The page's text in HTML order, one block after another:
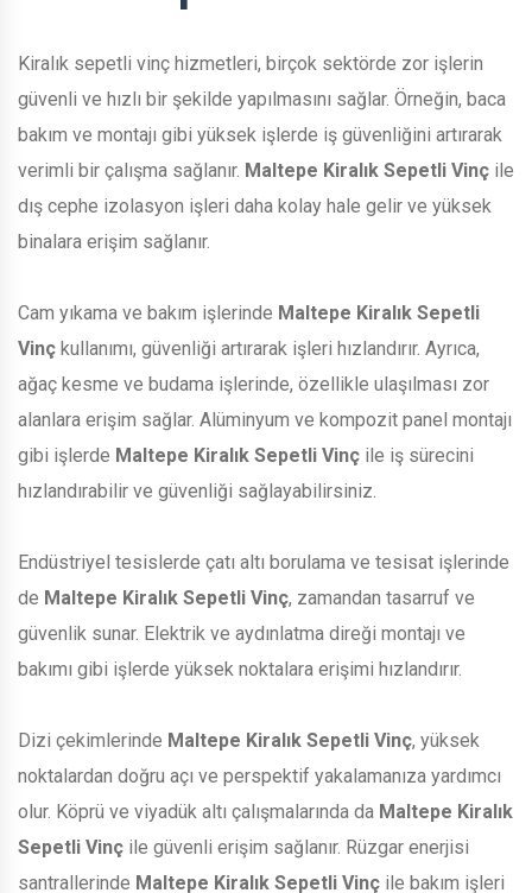
Kiralık sepetli vinç hizmetleri, birçok sektörde zor işlerin
güvenli ve hızlı bir şekilde yapılmasını sağlar. Örneğin, baca
bakım ve montajı gibi yüksek işlerde iş güvenliğini artırarak
verimli bir çalışma sağlanır. Maltepe Kiralık Sepetli Vinç ile
dış cephe izolasyon işleri daha kolay hale gelir ve yüksek
binalara erişim sağlanır.
Cam yıkama ve bakım işlerinde Maltepe Kiralık Sepetli
Vinç kullanımı, güvenliği artırarak işleri hızlandırır. Ayrıca,
ağaç kesme ve budama işlerinde, özellikle ulaşılması zor
alanlara erişim sağlar. Alüminyum ve kompozit panel montajı
gibi işlerde Maltepe Kiralık Sepetli Vinç ile iş sürecini
hızlandırabilir ve güvenliği sağlayabilirsiniz.
Endüstriyel tesislerde çatı altı borulama ve tesisat işlerinde
de Maltepe Kiralık Sepetli Vinç, zamandan tasarruf ve
güvenlik sunar. Elektrik ve aydınlatma direği montajı ve
bakımı gibi işlerde yüksek noktalara erişimi hızlandırır.
Dizi çekimlerinde Maltepe Kiralık Sepetli Vinç, yüksek
noktalardan doğru açı ve perspektif yakalamanıza yardımcı
olur. Köprü ve viyadük altı çalışmalarında da Maltepe Kiralık
Sepetli Vinç ile güvenli erişim sağlanır. Rüzgar enerjisi
santrallerinde Maltepe Kiralık Sepetli Vinç ile bakım işleri